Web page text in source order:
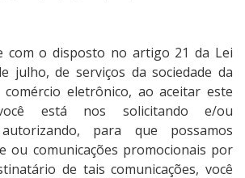
com o disposto no artigo 21 da Lei
julho, de serviços da sociedade da
eletrônico, ao aceitar este
está nos solicitando e/ou
autorizando, para que possamos
ou comunicações promocionais por
de tais comunicações, você